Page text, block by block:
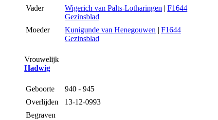
Vader
Wigerich van Palts-Lotharingen | F1644
Gezinsblad
Moeder
Kunigunde van Henegouwen | F1644
Gezinsblad
Vrouwelijk
Hadwig
Geboorte
940 - 945
Overlijden
13-12-0993
Begraven